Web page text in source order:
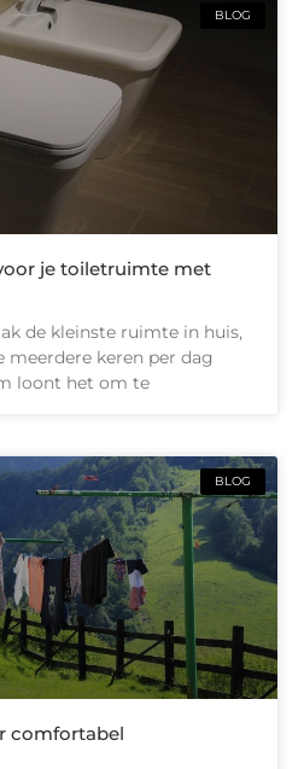
BLOG
je toiletruimte met
de kleinste ruimte in huis,
meerdere keren per dag
loont het om te
BLOG
comfortabel